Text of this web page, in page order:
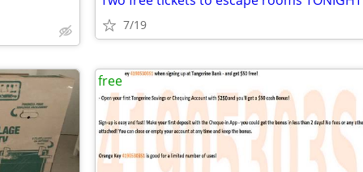
7/19
free